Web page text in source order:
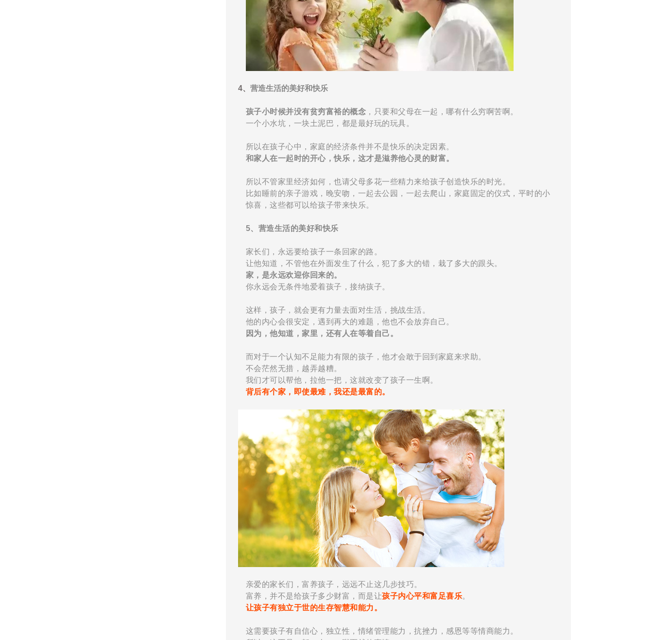
4、 营造生活的美好和快乐
孩子小时候并没有贫穷富裕的概念 ，只要和父母在一起，哪有什么穷啊苦啊。
一个小水坑，一块土泥巴，都是最好玩的玩具。
所以在孩子心中，家庭的经济条件并不是快乐的决定因素。
和家人在一起时的开心，快乐，这才是滋养他心灵的财富。
所以不管家里经济如何，也请父母多花一些精力来给孩子创造快乐的时光。
比如睡前的亲子游戏，晚安吻，一起去公园，一起去爬山，家庭固定的仪式，平时的小
惊喜，这些都可以给孩子带来快乐。
5、营造生活的美好和快乐
家长们，永远要给孩子一条回家的路。
让他知道，不管他在外面发生了什么，犯了多大的错，栽了多大的跟头。
家，是永远欢迎你回来的。
你永远会无条件地爱着孩子，接纳孩子。
这样，孩子，就会更有力量去面对生活，挑战生活。
他的内心会很安定，遇到再大的难题，他也不会放弃自己。
因为，他知道，家里，还有人在等着自己。
而对于一个认知不足能力有限的孩子，他才会敢于回到家庭来求助。
不会茫然无措，越弄越糟。
我们才可以帮他，拉他一把，这就改变了孩子一生啊。
背后有个家，即使最难，我还是最富的。
亲爱的家长们，富养孩子，远远不止这几步技巧。
富养，并不是给孩子多少财富，而是让孩子内心平和富足喜乐。
让孩子有独立于世的生存智慧和能力。
这需要孩子有自信心，独立性，情绪管理能力，抗挫力，感恩等等情商能力。